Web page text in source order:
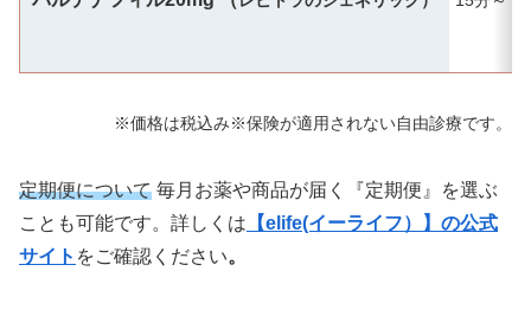
※価格は税込み※保険が適用されない自由診療です。
定期便について 毎月お薬や商品が届く『定期便』を選ぶ
ことも可能です。詳しくは 【elife(イーライフ）】の公式
サイト をご確認ください。